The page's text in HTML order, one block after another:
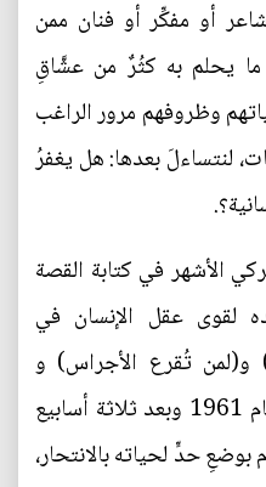
أو مفكِّر أو فنان ممن
ما يحلم به كثُرٌ من عشَّاقِ
وظروفهم مرور الراغب
لنتساءلَ بعدها: هل يغفرُ
الأشهر في كتابة القصة
لقوى عقل الإنسان في
و(لمن تُقرع الأجراس) و
(وداعاً للسلاح) إلا أنه وفي عام 1961 وبعد ثلاثة أسابيع
بوضعِ حدٍّ لحياته بالانتحار،